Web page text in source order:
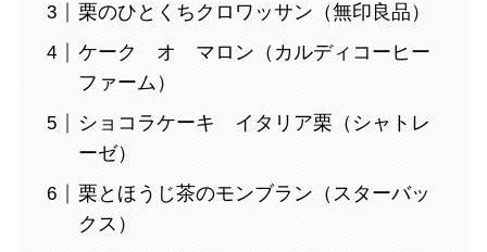
栗のひとくちクロワッサン（無印良品）
ケーク オ マロン（カルディコーヒー
ファーム）
ショコラケーキ イタリア栗（シャトレ
ーゼ）
栗とほうじ茶のモンブラン（スターバッ
クス）